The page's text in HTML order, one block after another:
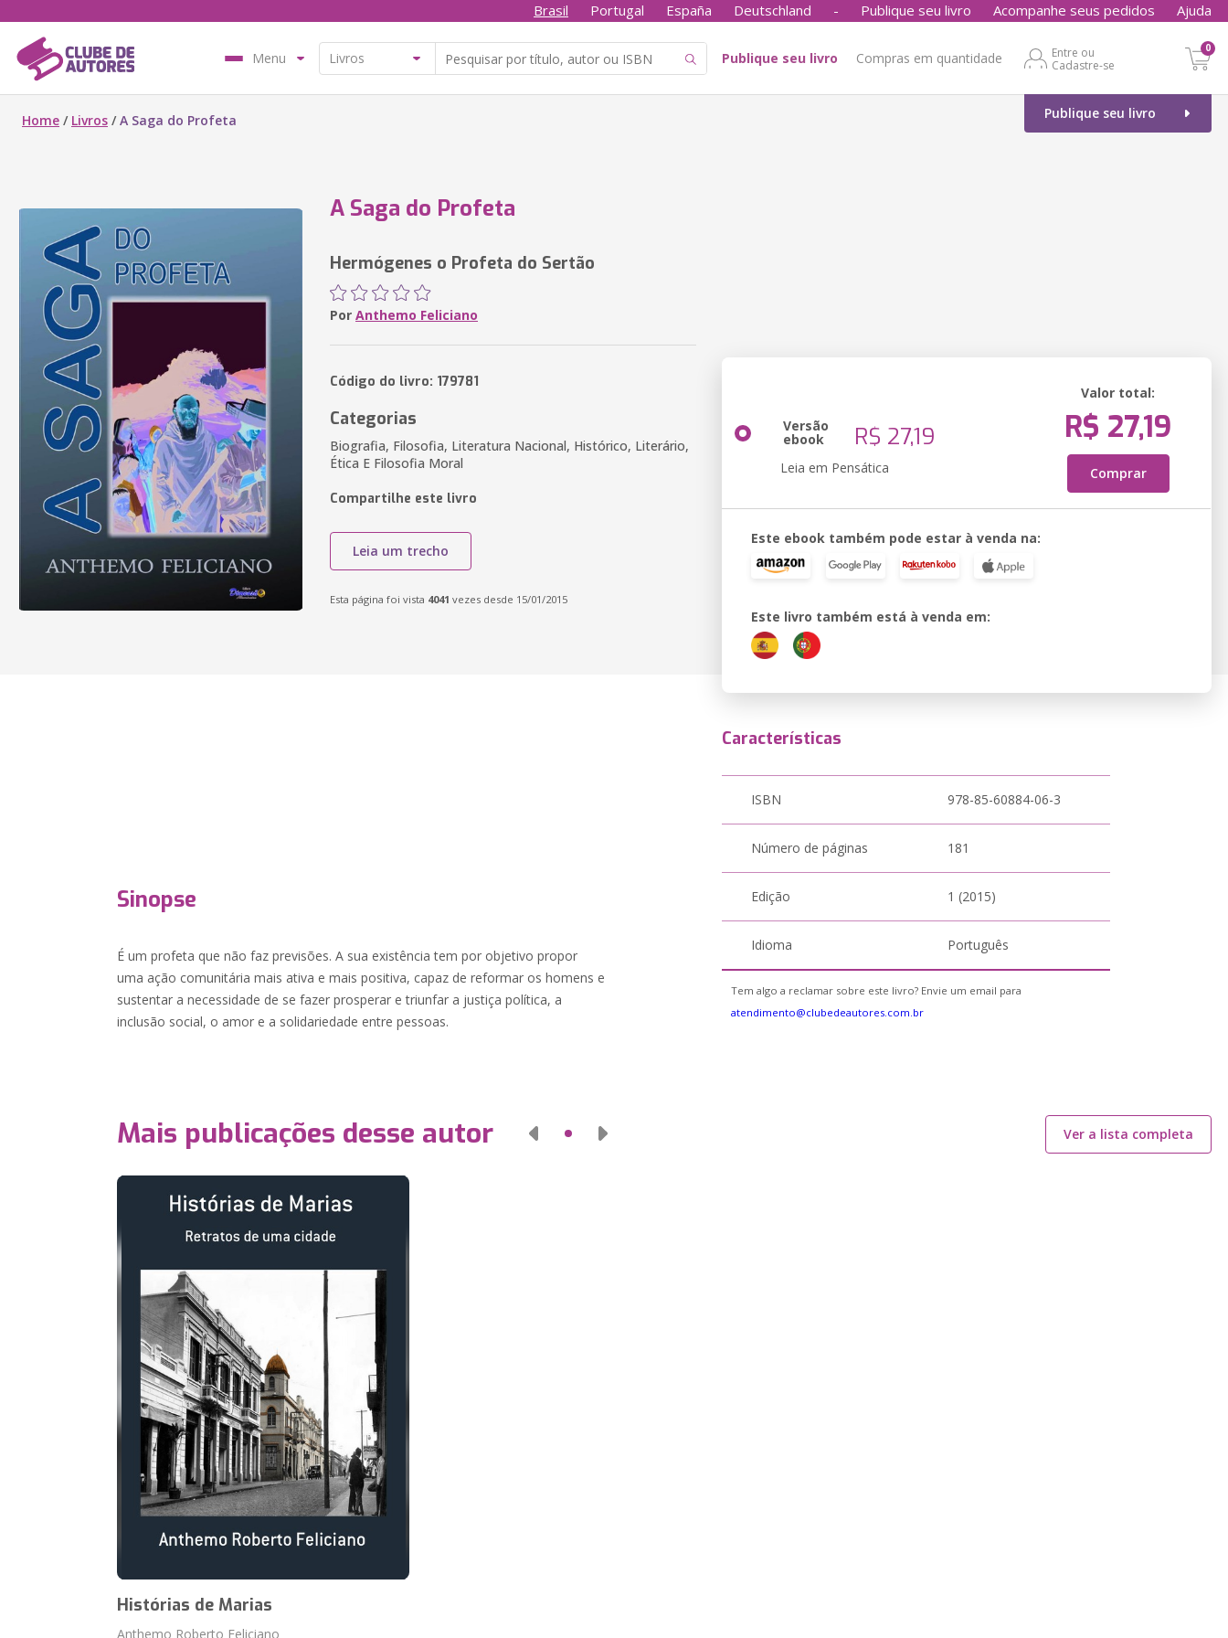
Brasil Portugal España Deutschland - Publique seu livro Acompanhe seus pedidos Ajuda
Menu Publique seu livro Compras em quantidade
Entre ou
Cadastre-se
0
Publique seu livro
Home / Livros /A Saga do Profeta
A Saga do Profeta
Hermógenes o Profeta do Sertão
Por Anthemo Feliciano
Código do livro: 179781
Categorias
Biografia, Filosofia, Literatura Nacional, Histórico, Literário,
Ética E Filosofia Moral
Compartilhe este livro
Leia um trecho
Esta página foi vista 4041 vezes desde 15/01/2015
Versão
ebook R$ 27,19
Leia em Pensática
Valor total:
R$ 27,19
Comprar
Este ebook também pode estar à venda na:
Este livro também está à venda em:
Sinopse
É um profeta que não faz previsões. A sua existência tem por objetivo propor
uma ação comunitária mais ativa e mais positiva, capaz de reformar os homens e
sustentar a necessidade de se fazer prosperar e triunfar a justiça política, a
inclusão social, o amor e a solidariedade entre pessoas.
Características
ISBN 978-85-60884-06-3
Número de páginas 181
Edição 1 (2015)
Idioma Português
Tem algo a reclamar sobre este livro? Envie um email para
atendimento@clubedeautores.com.br
Mais publicações desse autor Ver a lista completa
Histórias de Marias
Anthemo Roberto Feliciano